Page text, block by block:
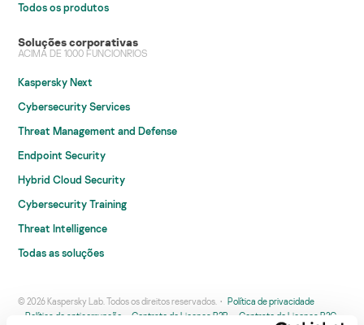
Todos os produtos
Soluções corporativas
ACIMA DE 1000 FUNCIONRIOS
Kaspersky Next
Cybersecurity Services
Threat Management and Defense
Endpoint Security
Hybrid Cloud Security
Cybersecurity Training
Threat Intelligence
Todas as soluções
© 2026 Kaspersky Lab. Todos os direitos reservados.
Política de privacidade
Política de anticorrupção
Contrato de Licença B2B
Contrato de Licença B2C